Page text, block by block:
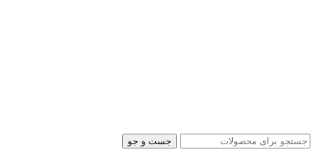
جست و جو